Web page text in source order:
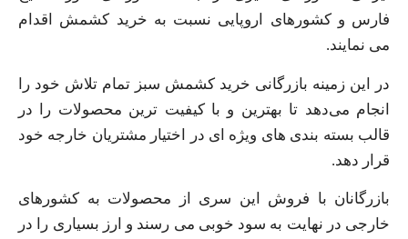
فارس و کشورهای اروپایی نسبت به خرید کشمش اقدام
می نمایند.
در این زمینه بازرگانی خرید کشمش سبز تمام تلاش خود را
انجام می‌دهد تا بهترین و با کیفیت ترین محصولات را در
قالب بسته بندی های ویژه ای در اختیار مشتریان خارجه خود
قرار دهد.
بازرگانان با فروش این سری از محصولات به کشورهای
خارجی در نهایت به سود خوبی می رسند و ارز بسیاری را در